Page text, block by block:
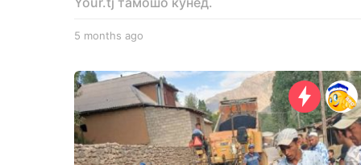
5 months ago
n
t
h
s
a
g